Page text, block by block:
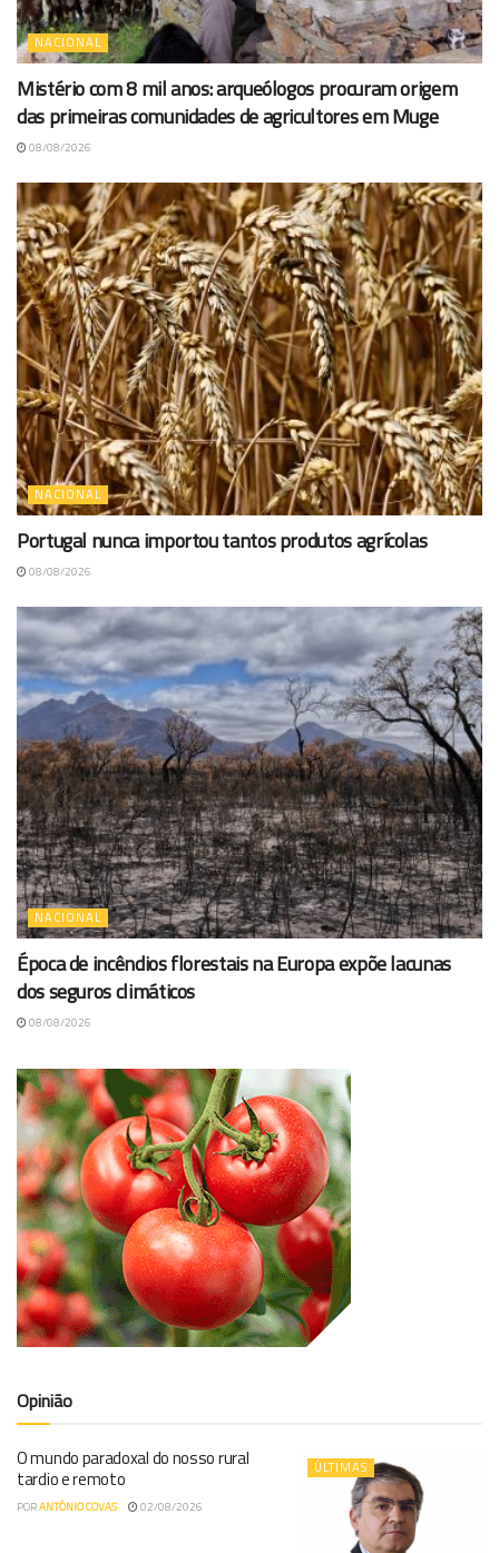
NACIONAL
Mistério com 8 mil anos: arqueólogos procuram origem
das primeiras comunidades de agricultores em Muge
08/08/2026
NACIONAL
Portugal nunca importou tantos produtos agrícolas
08/08/2026
NACIONAL
Época de incêndios florestais na Europa expõe lacunas
dos seguros climáticos
08/08/2026
Opinião
ÚLTIMAS
O mundo paradoxal do nosso rural
tardio e remoto
PORANTÓNIO COVAS 02/08/2026